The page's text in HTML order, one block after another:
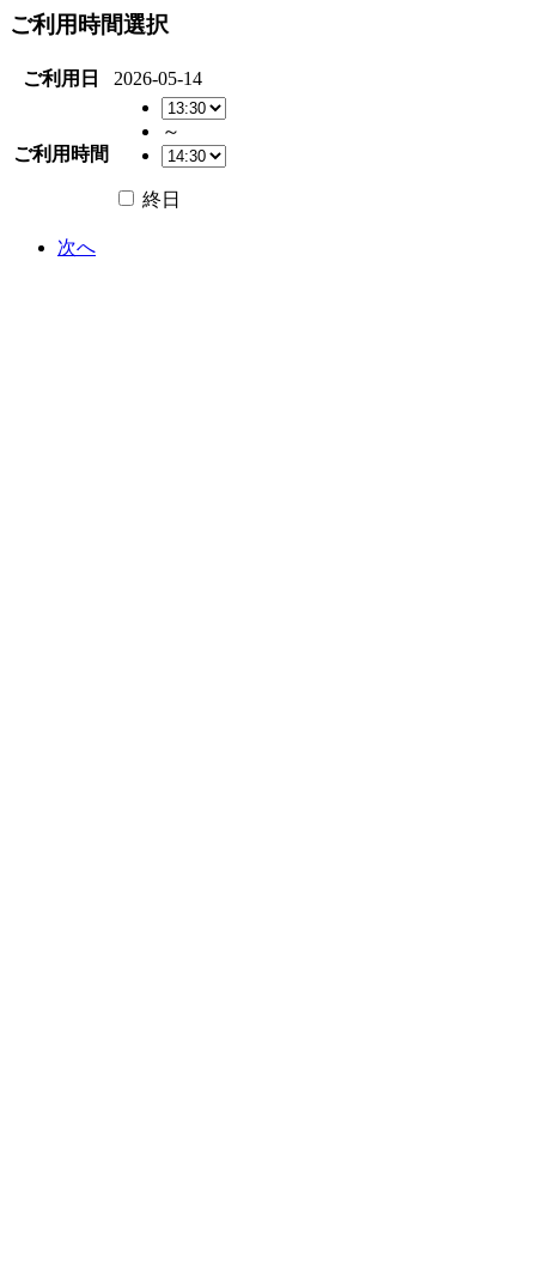
ご利用時間選択
ご利用日 2026-05-14
ご利用時間
～
終日
次へ